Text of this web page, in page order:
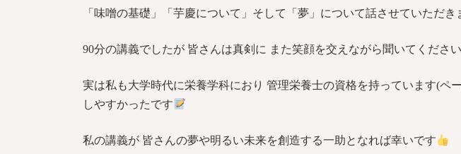
「味噌の基礎」「芋慶について」そして「夢」について話させていただき
90分の講義でしたが 皆さんは真剣に また笑顔を交えながら聞いてくださ
実は私も大学時代に栄養学科におり 管理栄養士の資格を持っています(ペ
しやすかったです
私の講義が 皆さんの夢や明るい未来を創造する一助となれば幸いです